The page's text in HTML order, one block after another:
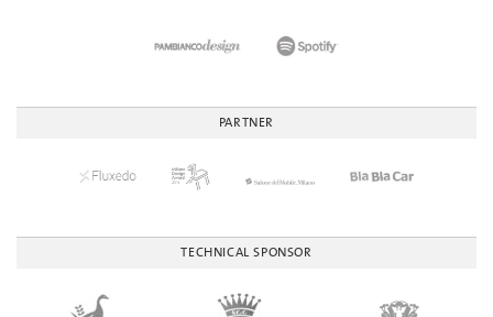
PARTNER
TECHNICAL SPONSOR